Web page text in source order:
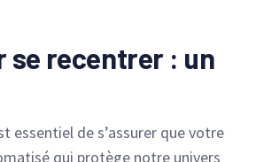
se recentrer : un
essentiel de s’assurer que votre
qui protège notre univers